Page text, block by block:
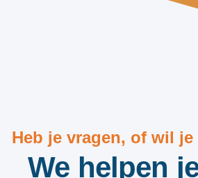
Heb je vragen, of wil je
We helpen